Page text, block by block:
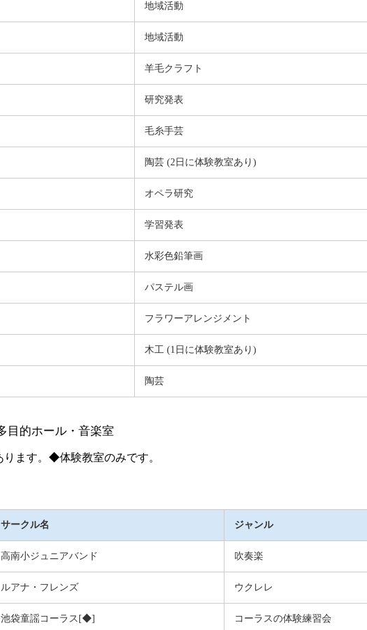
地域活動
地域活動
羊毛クラフト
研究発表
毛糸手芸
陶芸 (2日に体験教室あり)
オペラ研究
学習発表
水彩色鉛筆画
パステル画
フラワーアレンジメント
木工 (1日に体験教室あり)
陶芸
目的ホール・音楽室
ます。◆体験教室のみです。
サークル名 ジャンル
高南小ジュニアバンド 吹奏楽
ルアナ・フレンズ ウクレレ
池袋童謡コーラス[◆] コーラスの体験練習会